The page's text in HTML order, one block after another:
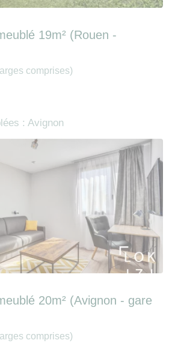
19m² (Rouen -
comprises)
: Avignon
20m² (Avignon - gare
comprises)